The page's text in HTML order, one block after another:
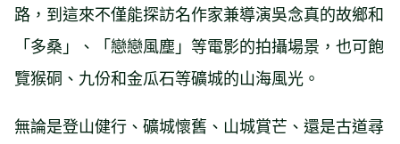
路，到這來不僅能探訪名作家兼導演吳念真的故鄉和
「多桑」、「戀戀風塵」等電影的拍攝場景，也可飽
覽猴硐、九份和金瓜石等礦城的山海風光。
無論是登山健行、礦城懷舊、山城賞芒、還是古道尋